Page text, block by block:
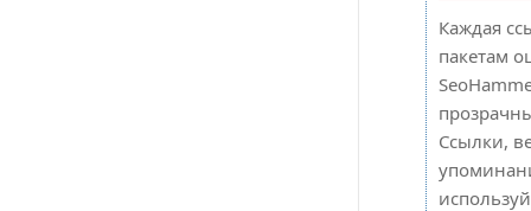
Каждая
пакетам
Ссылки,